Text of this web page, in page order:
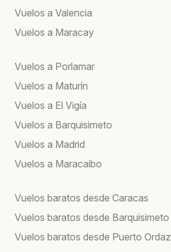
Vuelos a Valencia
Vuelos a Maracay
Vuelos a Porlamar
Vuelos a Maturín
Vuelos a El Vigía
Vuelos a Barquisimeto
Vuelos a Madrid
Vuelos a Maracaibo
Vuelos baratos desde Caracas
Vuelos baratos desde Barquisimeto
Vuelos baratos desde Puerto Ordaz